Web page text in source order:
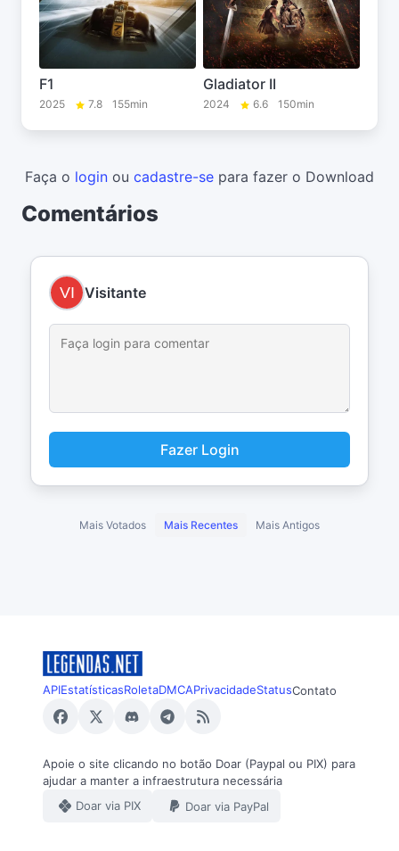
F1
2025 7.8 155min
Gladiator II
2024 6.6 150min
Faça o login ou cadastre-se para fazer o Download
Comentários
Visitante
Fazer Login
Mais Votados Mais Recentes Mais Antigos
APIEstatísticasRoletaDMCAPrivacidadeStatusContato
Apoie o site clicando no botão Doar (Paypal ou PIX) para
ajudar a manter a infraestrutura necessária
Doar via PIX
Doar via PayPal